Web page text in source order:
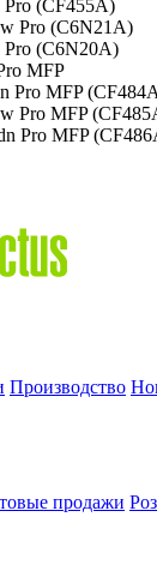
Pro (CF455A)
Pro (C6N21A)
Pro (C6N20A)
MFP
Pro MFP
Pro MFP
Pro MFP
Производство
продажи